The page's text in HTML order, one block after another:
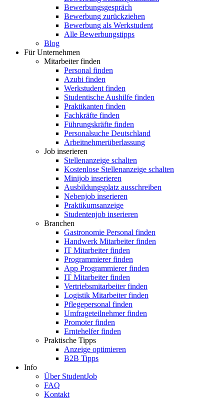
Bewerbungsgespräch
Bewerbung zurückziehen
Bewerbung als Werkstudent
Alle Bewerbungstipps
Blog
Für Unternehmen
Mitarbeiter finden
Personal finden
Azubi finden
Werkstudent finden
Studentische Aushilfe finden
Praktikanten finden
Fachkräfte finden
Führungskräfte finden
Personalsuche Deutschland
Arbeitnehmerüberlassung
Job inserieren
Stellenanzeige schalten
Kostenlose Stellenanzeige schalten
Minijob inserieren
Ausbildungsplatz ausschreiben
Nebenjob inserieren
Praktikumsanzeige
Studentenjob inserieren
Branchen
Gastronomie Personal finden
Handwerk Mitarbeiter finden
IT Mitarbeiter finden
Programmierer finden
App Programmierer finden
IT Mitarbeiter finden
Vertriebsmitarbeiter finden
Logistik Mitarbeiter finden
Pflegepersonal finden
Umfrageteilnehmer finden
Promoter finden
Erntehelfer finden
Praktische Tipps
Anzeige optimieren
B2B Tipps
Info
Über StudentJob
FAQ
Kontakt